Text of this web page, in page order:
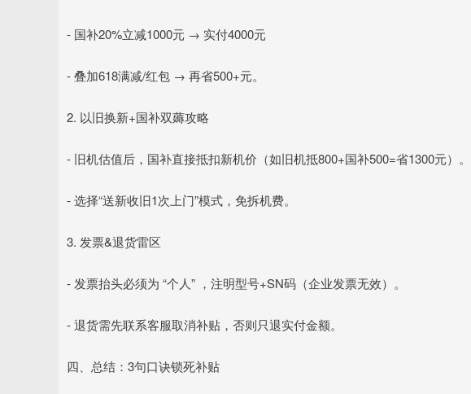
- 国补20%立减1000元 → 实付4000元
- 叠加618满减/红包 → 再省500+元。
2. 以旧换新+国补双薅攻略
- 旧机估值后，国补直接抵扣新机价（如旧机抵800+国补500=省1300元）。
- 选择“送新收旧1次上门”模式，免拆机费。
3. 发票&退货雷区
- 发票抬头必须为 “个人” ，注明型号+SN码（企业发票无效）。
- 退货需先联系客服取消补贴，否则只退实付金额。
四、总结：3句口诀锁死补贴